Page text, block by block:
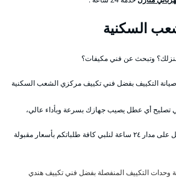
السكنية
وتبحث عن فني مكيفات؟
التكييف بفضل فني تكييف مركزي الشعب السكنية
تصليح أي عطل يصيب جهازك بسرعة وبأداء عالي،
يعمل على مدار ٢٤ ساعة لنلبي كافة طلباتكم بأسعار مقبولة
وحدات التكييف المنفصلة بفضل فني تكييف هندي